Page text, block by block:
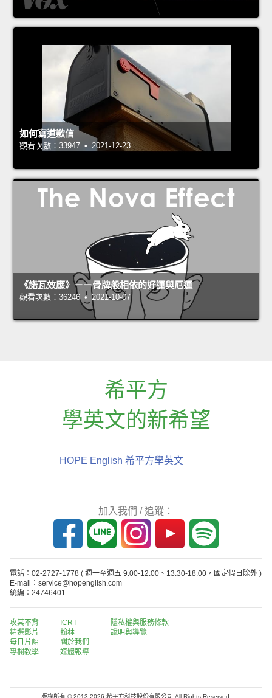
如何寫道歉信
觀看次數：33947 • 2021-12-23
《諾瓦效應》－－骨牌般相依的好運與厄運
觀看次數：36246 • 2021-10-07
希平方
學英文的新希望
HOPE English 希平方學英文
加入我們 / 追蹤：
電話：02-2727-1778 ( 週一至週五 9:00-12:00、13:30-18:00，國定假日除外 )
E-mail：service@hopenglish.com
統編：24746401
攻其不背
精選影片
每日片語
專欄教學
ICRT
翰林
關於我們
媒體報導
隱私權與服務條款
說明與導覽
版權所有 © 2013-2026 希平方科技股份有限公司 All Rights Reserved.